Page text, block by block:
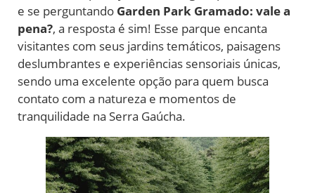
e se perguntando Garden Park Gramado: vale a
pena?, a resposta é sim! Esse parque encanta
visitantes com seus jardins temáticos, paisagens
deslumbrantes e experiências sensoriais únicas,
sendo uma excelente opção para quem busca
contato com a natureza e momentos de
tranquilidade na Serra Gaúcha.